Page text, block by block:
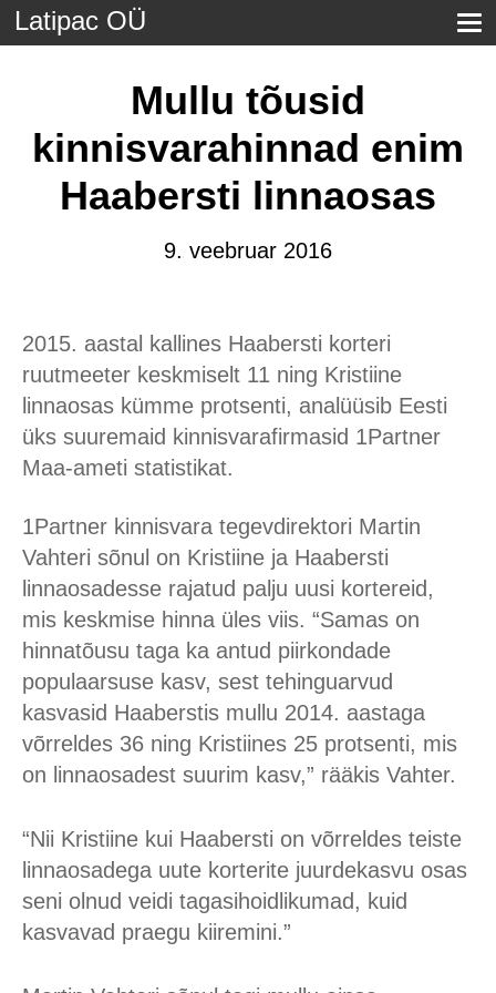
Latipac OÜ
Mullu tõusid
kinnisvarahinnad enim
Haabersti linnaosas
9. veebruar 2016
2015. aastal kallines Haabersti korteri
ruutmeeter keskmiselt 11 ning Kristiine
linnaosas kümme protsenti, analüüsib Eesti
üks suuremaid kinnisvarafirmasid 1Partner
Maa-ameti statistikat.
1Partner kinnisvara tegevdirektori Martin
Vahteri sõnul on Kristiine ja Haabersti
linnaosadesse rajatud palju uusi kortereid,
mis keskmise hinna üles viis. “Samas on
hinnatõusu taga ka antud piirkondade
populaarsuse kasv, sest tehinguarvud
kasvasid Haaberstis mullu 2014. aastaga
võrreldes 36 ning Kristiines 25 protsenti, mis
on linnaosadest suurim kasv,” rääkis Vahter.
“Nii Kristiine kui Haabersti on võrreldes teiste
linnaosadega uute korterite juurdekasvu osas
seni olnud veidi tagasihoidlikumad, kuid
kasvavad praegu kiiremini.”